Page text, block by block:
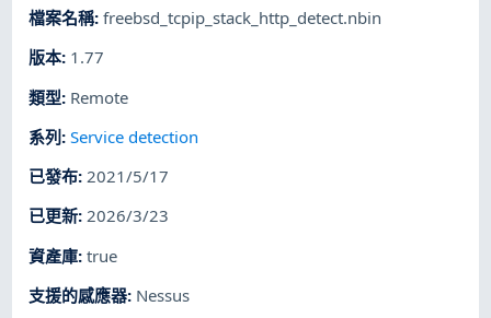
檔案名稱:freebsd_tcpip_stack_http_detect.nbin
版本: 1.77
類型: Remote
系列:Service detection
已發布:2021/5/17
已更新:2026/3/23
資產庫:true
支援的感應器: Nessus